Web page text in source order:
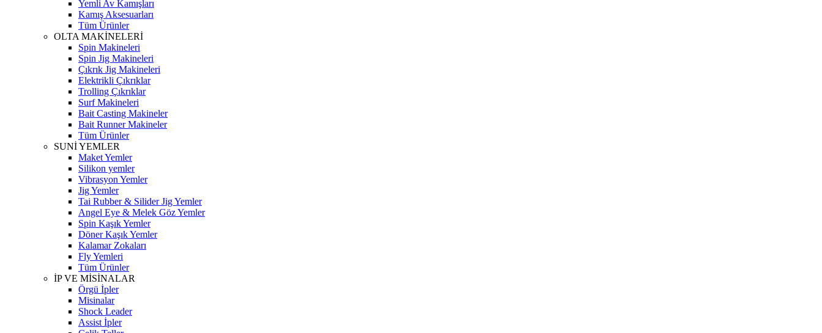
Yemli Av Kamışları
Kamış Aksesuarları
Tüm Ürünler
OLTA MAKİNELERİ
Spin Makineleri
Spin Jig Makineleri
Çıkrık Jig Makineleri
Elektrikli Çıkrıklar
Trolling Çıkrıklar
Surf Makineleri
Bait Casting Makineler
Bait Runner Makineler
Tüm Ürünler
SUNİ YEMLER
Maket Yemler
Silikon yemler
Vibrasyon Yemler
Jig Yemler
Tai Rubber & Silider Jig Yemler
Angel Eye & Melek Göz Yemler
Spin Kaşık Yemler
Döner Kaşık Yemler
Kalamar Zokaları
Fly Yemleri
Tüm Ürünler
İP VE MİSİNALAR
Örgü İpler
Misinalar
Shock Leader
Assist İpler